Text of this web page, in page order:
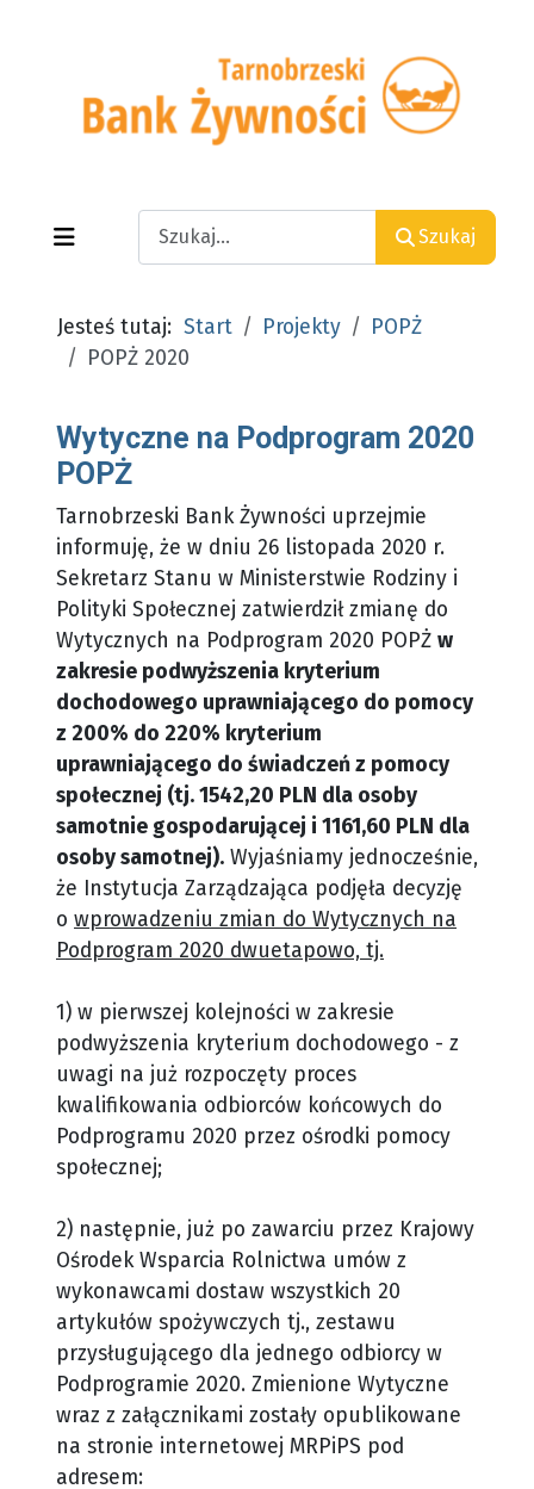
Search
Szukaj
Jesteś tutaj: Start Projekty
POPŻ
POPŻ 2020
Wytyczne na Podprogram 2020
POPŻ
Tarnobrzeski Bank Żywności uprzejmie
informuję, że w dniu 26 listopada 2020 r.
Sekretarz Stanu w Ministerstwie Rodziny i
Polityki Społecznej zatwierdził zmianę do
Wytycznych na Podprogram 2020 POPŻ w
zakresie podwyższenia kryterium
dochodowego uprawniającego do pomocy
z 200% do 220% kryterium
uprawniającego do świadczeń z pomocy
społecznej (tj. 1542,20 PLN dla osoby
samotnie gospodarującej i 1161,60 PLN dla
osoby samotnej). Wyjaśniamy jednocześnie,
że Instytucja Zarządzająca podjęła decyzję
o wprowadzeniu zmian do Wytycznych na
Podprogram 2020 dwuetapowo, tj.
1) w pierwszej kolejności w zakresie
podwyższenia kryterium dochodowego - z
uwagi na już rozpoczęty proces
kwalifikowania odbiorców końcowych do
Podprogramu 2020 przez ośrodki pomocy
społecznej;
2) następnie, już po zawarciu przez Krajowy
Ośrodek Wsparcia Rolnictwa umów z
wykonawcami dostaw wszystkich 20
artykułów spożywczych tj., zestawu
przysługującego dla jednego odbiorcy w
Podprogramie 2020. Zmienione Wytyczne
wraz z załącznikami zostały opublikowane
na stronie internetowej MRPiPS pod
adresem: